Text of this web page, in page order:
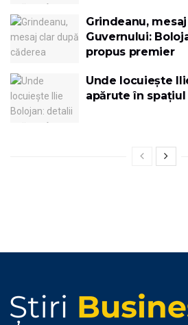
Grindeanu,
Guvernului:
propus premier
Unde locuiește
apărute în